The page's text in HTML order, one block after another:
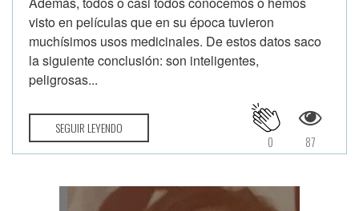
visto en películas que en su época tuvieron
muchísimos usos medicinales. De estos datos saco
la siguiente conclusión: son inteligentes,
peligrosas...
SEGUIR LEYENDO
87
0